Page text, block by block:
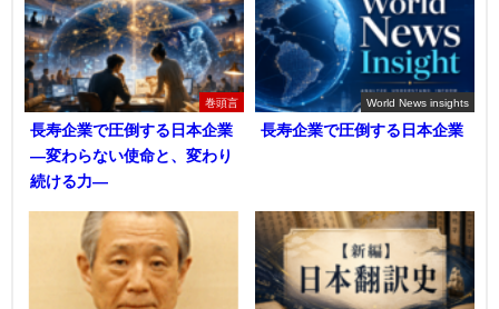
巻頭言
長寿企業で圧倒する日本企業
―変わらない使命と、変わり
続ける力―
World News insights
長寿企業で圧倒する日本企業